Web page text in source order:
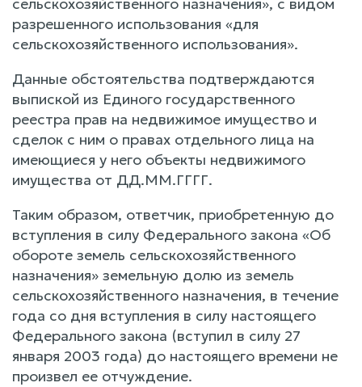
разрешенного использования «для
сельскохозяйственного использования».
Данные обстоятельства подтверждаются
выпиской из Единого государственного
реестра прав на недвижимое имущество и
сделок с ним о правах отдельного лица на
имеющиеся у него объекты недвижимого
имущества от ДД.ММ.ГГГГ.
Таким образом, ответчик, приобретенную до
вступления в силу Федерального закона «Об
обороте земель сельскохозяйственного
назначения» земельную долю из земель
сельскохозяйственного назначения, в течение
года со дня вступления в силу настоящего
Федерального закона (вступил в силу 27
января 2003 года) до настоящего времени не
произвел ее отчуждение.